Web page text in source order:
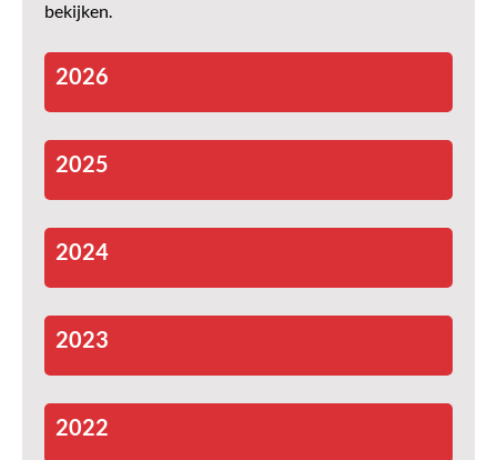
bekijken.
2026
2025
2024
2023
2022